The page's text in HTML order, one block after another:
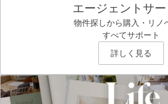
エージェントサー
物件探しから購入・リノ
すべてサポート
詳しく見る